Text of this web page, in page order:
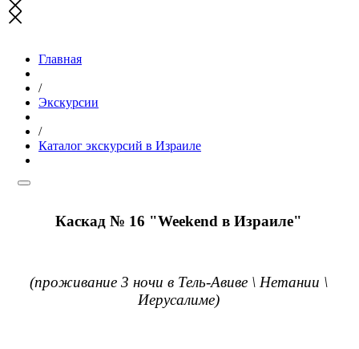
Главная
/
Экскурсии
/
Каталог экскурсий в Израиле
Каскад № 16 "Weekend в Израиле"
(проживание 3 ночи в Тель-Авиве \ Нетании \
Иерусалиме)